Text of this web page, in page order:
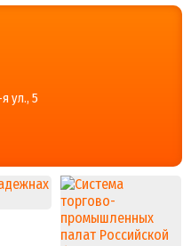
ул., 5